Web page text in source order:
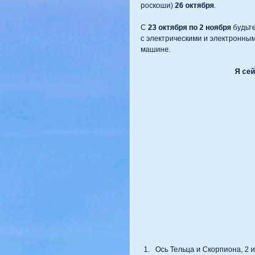
роскоши) 26 октября
С 23 октября по 2 ноября
с электрическими и
машине.
Я
Ось Тельца и Скорпиона, 2